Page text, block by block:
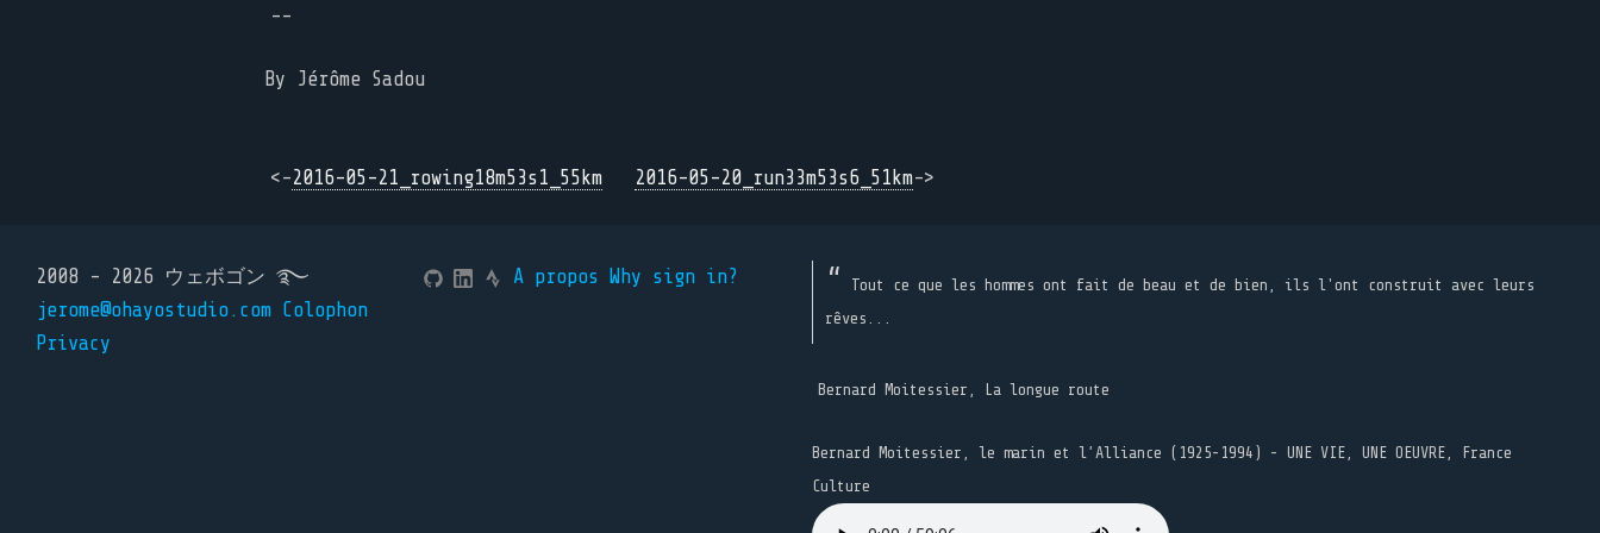
--
By Jérôme Sadou
<-2016-05-21_rowing18m53s1_55km 2016-05-20_run33m53s6_51km->
2008 - 2026 ウェボゴン ࿐
jerome@ohayostudio.com Colophon
Privacy
A propos Why sign in?
Tout ce que les hommes ont fait de beau et de bien, ils l'ont construit avec leurs
rêves...
Bernard Moitessier, La longue route
Bernard Moitessier, le marin et l’Alliance (1925-1994) - UNE VIE, UNE OEUVRE, France
Culture